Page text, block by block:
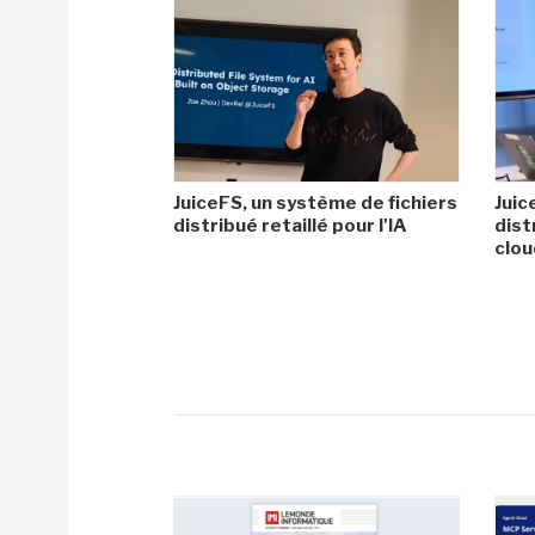
JuiceFS, un système de fichiers
distribué retaillé pour l'IA